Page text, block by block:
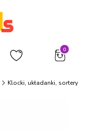
Klocki, układanki, sortery